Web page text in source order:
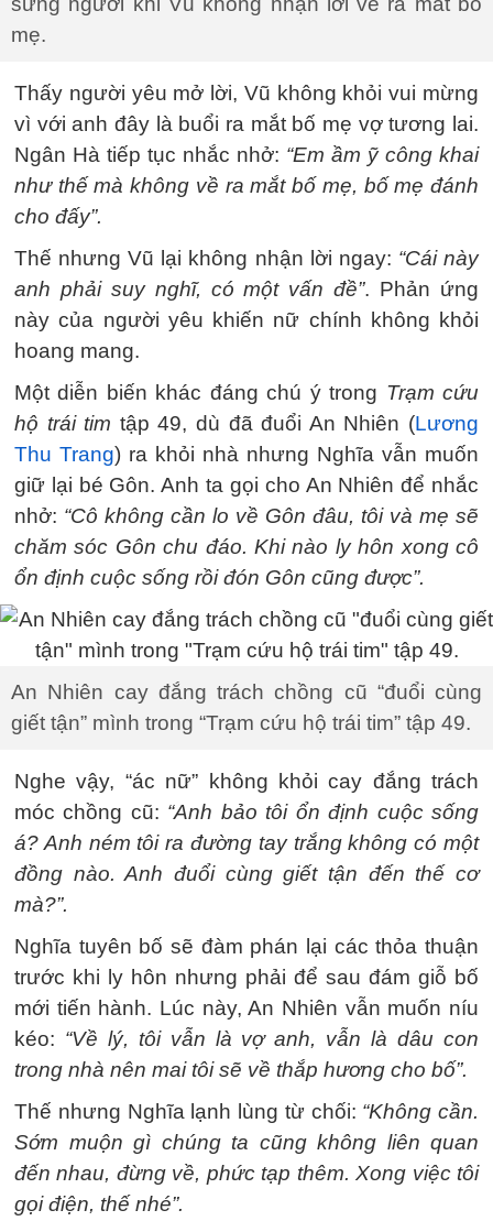
mẹ.
Thấy người yêu mở lời, Vũ không khỏi vui mừng
vì với anh đây là buổi ra mắt bố mẹ vợ tương lai.
Ngân Hà tiếp tục nhắc nhở: “Em ầm ỹ công khai
như thế mà không về ra mắt bố mẹ, bố mẹ đánh
cho đấy”.
Thế nhưng Vũ lại không nhận lời ngay: “Cái này
anh phải suy nghĩ, có một vấn đề”. Phản ứng
này của người yêu khiến nữ chính không khỏi
hoang mang.
Một diễn biến khác đáng chú ý trong Trạm cứu
hộ trái tim tập 49, dù đã đuổi An Nhiên (Lương
Thu Trang) ra khỏi nhà nhưng Nghĩa vẫn muốn
giữ lại bé Gôn. Anh ta gọi cho An Nhiên để nhắc
nhở: “Cô không cần lo về Gôn đâu, tôi và mẹ sẽ
chăm sóc Gôn chu đáo. Khi nào ly hôn xong cô
ổn định cuộc sống rồi đón Gôn cũng được”.
An Nhiên cay đắng trách chồng cũ “đuổi cùng
giết tận” mình trong “Trạm cứu hộ trái tim” tập 49.
Nghe vậy, “ác nữ” không khỏi cay đắng trách
móc chồng cũ: “Anh bảo tôi ổn định cuộc sống
á? Anh ném tôi ra đường tay trắng không có một
đồng nào. Anh đuổi cùng giết tận đến thế cơ
mà?”.
Nghĩa tuyên bố sẽ đàm phán lại các thỏa thuận
trước khi ly hôn nhưng phải để sau đám giỗ bố
mới tiến hành. Lúc này, An Nhiên vẫn muốn níu
kéo: “Về lý, tôi vẫn là vợ anh, vẫn là dâu con
trong nhà nên mai tôi sẽ về thắp hương cho bố”.
Thế nhưng Nghĩa lạnh lùng từ chối: “Không cần.
Sớm muộn gì chúng ta cũng không liên quan
đến nhau, đừng về, phức tạp thêm. Xong việc tôi
gọi điện, thế nhé”.